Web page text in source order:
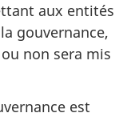
aux entités
gouvernance,
non sera mis
est